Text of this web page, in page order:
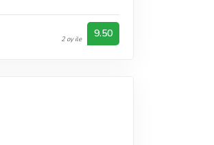
2 oy ile 9.50